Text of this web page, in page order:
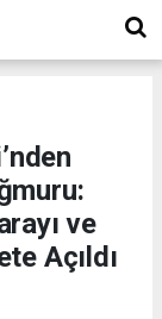
ve
Açıldı